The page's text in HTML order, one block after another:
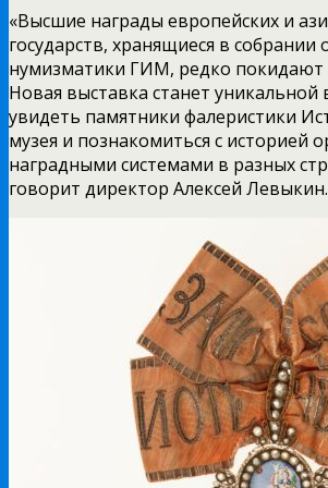
«Высшие награды европейских и
государств, хранящиеся в собрании
нумизматики ГИМ, редко покидают
Новая выставка станет
увидеть памятники фалеристики
музея и познакомиться с историей
наградными системами в разных
говорит директор Алексей Левыкин.